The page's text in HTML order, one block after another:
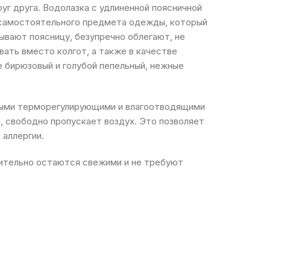
друга. Водолазка с удлиненной поясничной
предмета одежды, который
поясницу, безупречно облегают, не
вместо колгот, а также в качестве
и голубой пепельный, нежные
терморегулирующими и влагоотводящими
пропускает воздух. Это позволяет
остаются свежими и не требуют